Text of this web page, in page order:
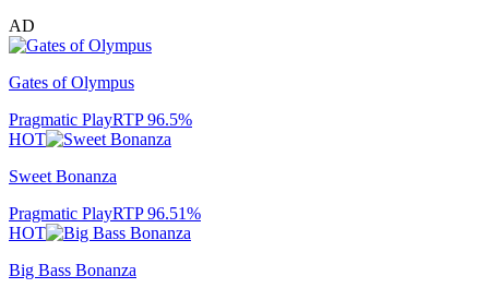
AD
Gates of Olympus
Pragmatic PlayRTP96.5%
HOT
Sweet Bonanza
Pragmatic PlayRTP96.51%
HOT
Big Bass Bonanza